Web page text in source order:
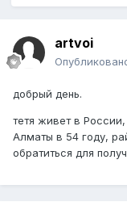
artvoi
добрый день.
тетя живет в
Алматы в 54 году,
обратиться для